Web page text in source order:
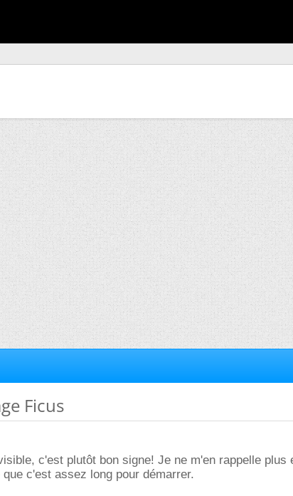
Ficus
c'est plutôt bon signe! Je ne m'en rappelle plus
c'est assez long pour démarrer.